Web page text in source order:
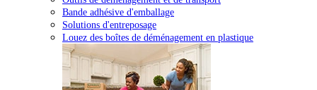
Bande adhésive d'emballage
Solutions d'entreposage
Louez des boîtes de déménagement en plastique